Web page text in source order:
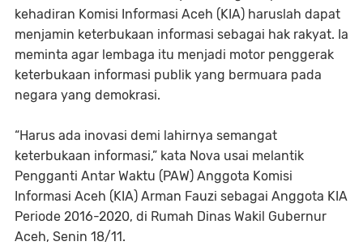
kehadiran Komisi Informasi Aceh (KIA) haruslah dapat
menjamin keterbukaan informasi sebagai hak rakyat. Ia
meminta agar lembaga itu menjadi motor penggerak
keterbukaan informasi publik yang bermuara pada
negara yang demokrasi.
“Harus ada inovasi demi lahirnya semangat
keterbukaan informasi,” kata Nova usai melantik
Pengganti Antar Waktu (PAW) Anggota Komisi
Informasi Aceh (KIA) Arman Fauzi sebagai Anggota KIA
Periode 2016-2020, di Rumah Dinas Wakil Gubernur
Aceh, Senin 18/11.